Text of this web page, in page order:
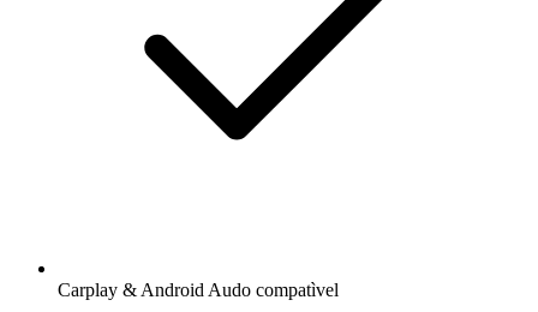
Carplay & Android Audo compatìvel